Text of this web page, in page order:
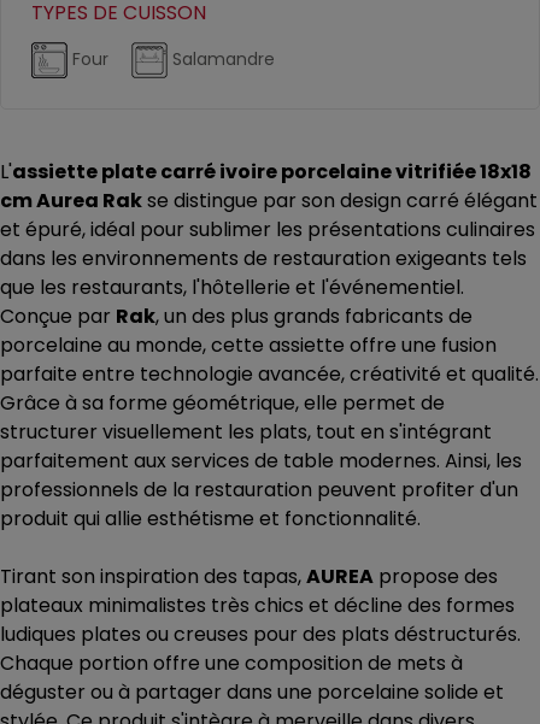
TYPES DE CUISSON
Four Salamandre
L'assiette plate carré ivoire porcelaine vitrifiée 18x18
cm Aurea Rakse distingue par son design carré élégant
et épuré, idéal pour sublimer les présentations culinaires
dans les environnements de restauration exigeants tels
que les restaurants, l'hôtellerie et l'événementiel.
Conçue par Rak, un des plus grands fabricants de
porcelaine au monde, cette assiette offre une fusion
parfaite entre technologie avancée, créativité et qualité.
Grâce à sa forme géométrique, elle permet de
structurer visuellement les plats, tout en s'intégrant
parfaitement aux services de table modernes. Ainsi, les
professionnels de la restauration peuvent profiter d'un
produit qui allie esthétisme et fonctionnalité.
Tirant son inspiration des tapas,AUREA propose des
plateaux minimalistes très chics et décline des formes
ludiques plates ou creuses pour des plats déstructurés.
Chaque portion offre une composition de mets à
déguster ou à partager dans une porcelaine solide et